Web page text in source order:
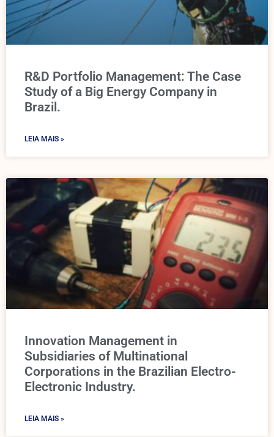
R&D Portfolio Management: The Case
Study of a Big Energy Company in
Brazil.
LEIA MAIS »
Innovation Management in
Subsidiaries of Multinational
Corporations in the Brazilian Electro-
Electronic Industry.
LEIA MAIS »